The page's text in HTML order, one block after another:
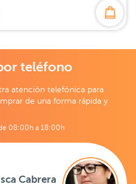
teléfono
atención telefónica para
de una forma rápida y
08:00h a 18:00h
Cabrera